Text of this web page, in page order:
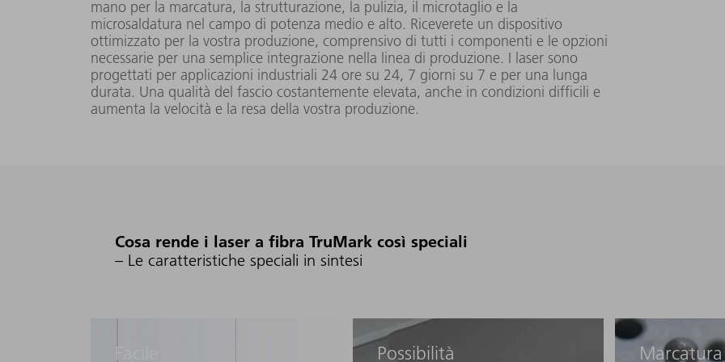
1062 nm ±
TruMark 5050 50 W
TruMark 7050
(L051)
mano per la marcatura, la strutturazione, la pulizia, il microtaglio e la
microsaldatura nel campo di potenza medio e alto. Riceverete un dispositivo
ottimizzato per la vostra produzione, comprensivo di tutti i componenti e le opzioni
necessarie per una semplice integrazione nella linea di produzione. I laser sono
progettati per applicazioni industriali 24 ore su 24, 7 giorni su 7 e per una lunga
durata. Una qualità del fascio costantemente elevata, anche in condizioni difficili e
aumenta la velocità e la resa della vostra produzione.
Cosa rende i laser a fibra TruMark così speciali
– Le caratteristiche speciali in sintesi
Facile
Possibilità
Marcatura